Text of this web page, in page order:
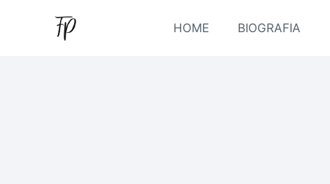
HOME BIOGRAFIA